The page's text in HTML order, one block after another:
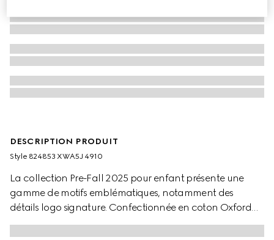
DESCRIPTION PRODUIT
Style ‎824853 XWA5J 4910
La collection Pre-Fall 2025 pour enfant présente une
gamme de motifs emblématiques, notamment des
détails logo signature. Confectionnée en coton Oxford
GG, cette chemise pour enfant rend hommage au motif
monogrammé de la Maison.